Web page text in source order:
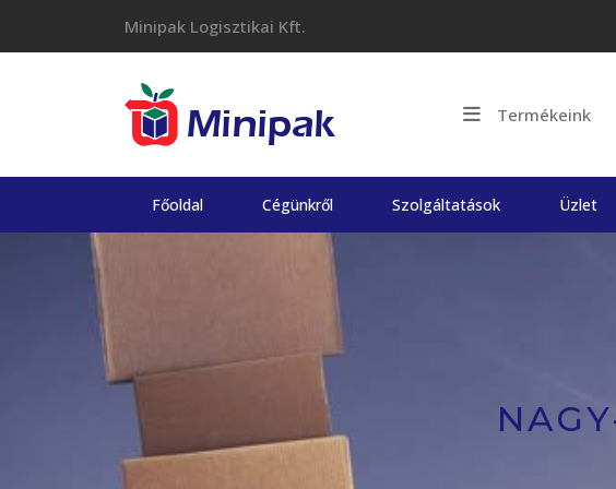
Minipak Logisztikai Kft.
Termékeink
Főoldal Cégünkről Szolgáltatások Üzlet